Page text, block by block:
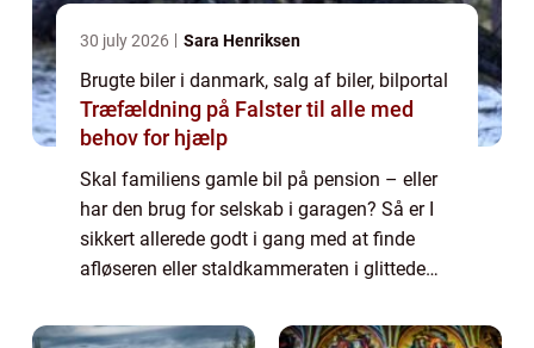
30 july 2026 Sara Henriksen
Brugte biler i danmark, salg af biler, bilportal
Træfældning på Falster til alle med
behov for hjælp
Skal familiens gamle bil på pension – eller
har den brug for selskab i garagen? Så er I
sikkert allerede godt i gang med at finde
afløseren eller staldkammeraten i glittede
først har sat sig for at købe en b...